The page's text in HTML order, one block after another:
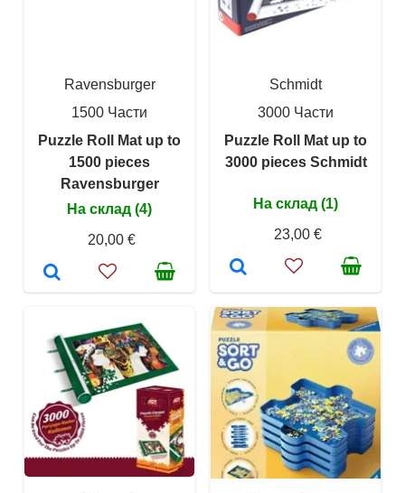
Ravensburger
1500 Части
Puzzle Roll Mat up to
1500 pieces
Ravensburger
На склад (4)
20,00 €
Schmidt
3000 Части
Puzzle Roll Mat up to
3000 pieces Schmidt
На склад (1)
23,00 €